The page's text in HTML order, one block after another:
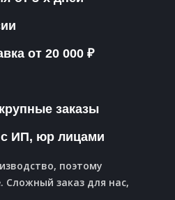
от 20 000 ₽
заказы
с ИП, юр лицами
поэтому
Сложный заказ для нас,